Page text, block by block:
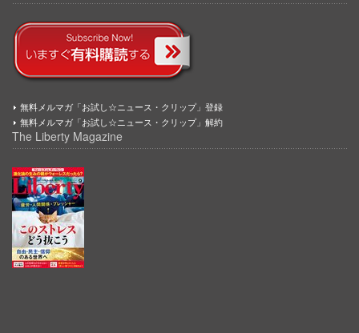
無料メルマガ「お試し☆ニュース・クリップ」登録
無料メルマガ「お試し☆ニュース・クリップ」解約
The Liberty Magazine